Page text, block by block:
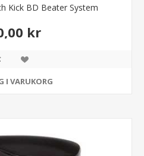
Kick BD Beater System
kr
I VARUKORG